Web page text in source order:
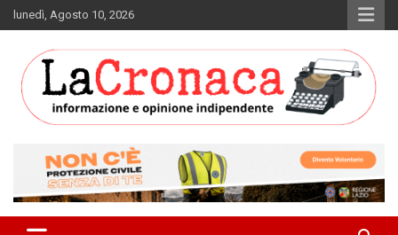
Skip
to
lunedì, Agosto 10, 2026
La Cronaca Quotidiano